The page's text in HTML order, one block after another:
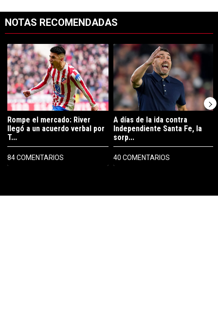
NOTAS RECOMENDADAS
Un artículo de tendencia con el título "Rompe el mercado: River
Rompe el mercado: River
llegó a un acuerdo verbal por
T...
84 COMENTARIOS
Un artículo de tendencia con el
A días de la ida contra
Independiente Santa Fe, la
sorp...
40 COMENTARIOS